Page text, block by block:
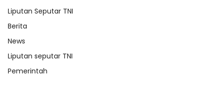
Liputan Seputar TNI
Berita
News
Liputan seputar TNI
Pemerintah